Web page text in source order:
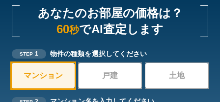
あなたのお部屋の価格は？
60秒でAI査定します
STEP 1 物件の種類を選択してください
マンション 戸建 土地